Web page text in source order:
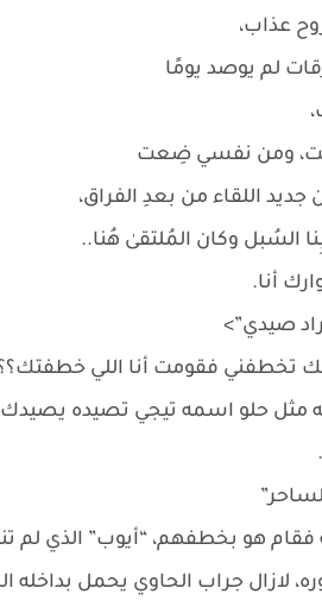
عذاب،
لم يوصد يومًا
ومن نفسي ضِعت
اللقاء من بعدِ الفراق،
السُبل وكان المُلتقىٰ هُنا..
أنا.
صيدي”>
فقومت أنا اللي خطفتك؟؟
مثل حلو اسمه تيجي تصيده
فقام هو بخطفهم، “أيوب” الذي لم
لازال جراب الحاوي يحمل بداخله